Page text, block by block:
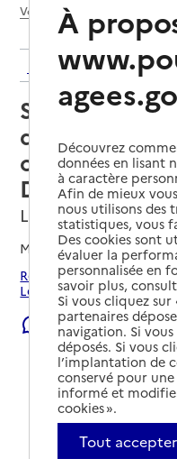
Voir le fil d’Ariane
Retour aux
Service de
domicile –
coordination
Douai Sud
Lewarde, NORD
Mis à jour le22/07/2026
Rechercher les
Lewarde.
Signaler une erreur
À
Découvrez
données en lisant
à caractère
Afin de mieux
nous utilisons des
statistiques, vous
Des cookies sont
évaluer la
personnalisée en
savoir plus,
Si vous cliquez
partenaires
navigation. Si
déposés. Si vous
l’implantation de
conservé pour
informé et
cookies ».
Tout accepter